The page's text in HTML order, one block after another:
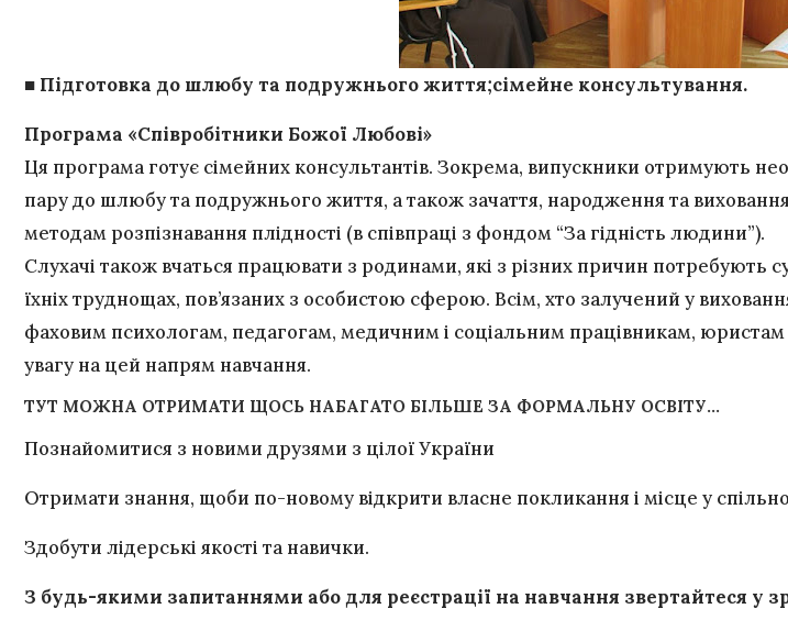
■ Підготовка до шлюбу та подружнього життя;сімейне консультування.
Програма «Співробітники Божої Любові»
Ця програма готує сімейних консультантів. Зокрема, випускники отримують
пару до шлюбу та подружнього життя, а також зачаття, народження та
методам розпізнавання плідності (в співпраці з фондом “За гідність людини”).
Слухачі також вчаться працювати з родинами, які з різних причин потребують
їхніх труднощах, пов’язаних з особистою сферою. Всім, хто залучений у
фаховим психологам, педагогам, медичним і соціальним працівникам, юристам
увагу на цей напрям навчання.
ТУТ МОЖНА ОТРИМАТИ ЩОСЬ НАБАГАТО БІЛЬШЕ ЗА ФОРМАЛЬНУ ОСВІТУ…
Познайомитися з новими друзями з цілої України
Отримати знання, щоби по-новому відкрити власне покликання і місце у
Здобути лідерські якості та навички.
З будь-якими запитаннями або для реєстрації на навчання звертайтеся у